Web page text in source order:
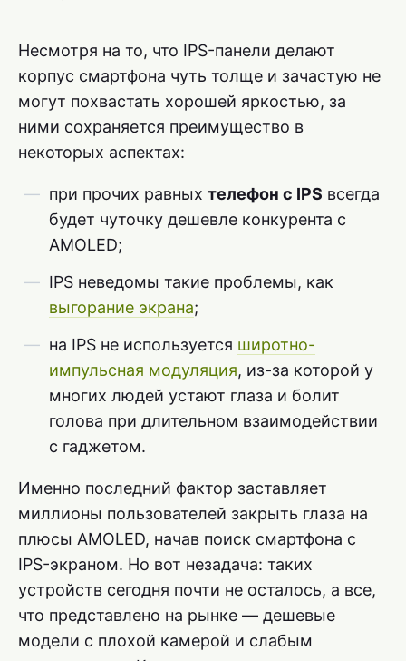
Несмотря на то, что IPS-панели делают
корпус смартфона чуть толще и зачастую не
могут похвастать хорошей яркостью, за
ними сохраняется преимущество в
некоторых аспектах:
при прочих равных телефон с IPS всегда
будет чуточку дешевле конкурента с
AMOLED;
IPS неведомы такие проблемы, как
выгорание экрана;
на IPS не используется широтно-
импульсная модуляция, из-за которой у
многих людей устают глаза и болит
голова при длительном взаимодействии
с гаджетом.
Именно последний фактор заставляет
миллионы пользователей закрыть глаза на
плюсы AMOLED, начав поиск смартфона с
IPS-экраном. Но вот незадача: таких
устройств сегодня почти не осталось, а все,
что представлено на рынке — дешевые
модели с плохой камерой и слабым